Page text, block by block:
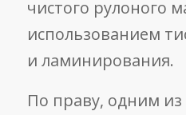
чистого рулоного
использованием
и ламинирования.
По праву, одним из